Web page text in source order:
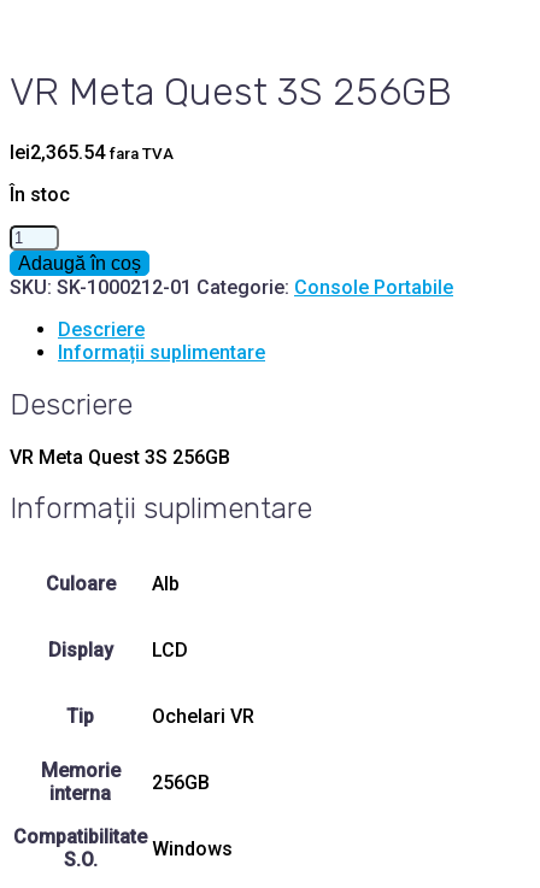
VR Meta Quest 3S 256GB
lei2,365.54 fara TVA
În stoc
Cantitate
VR
Meta
256GB
Adaugă în coș
SKU: SK-1000212-01 Categorie: Console Portabile
Descriere
Informații suplimentare
Descriere
VR Meta Quest 3S 256GB
Informații suplimentare
Culoare Alb
Display LCD
Tip Ochelari VR
Memorie
interna
256GB
Compatibilitate
S.O.
Windows